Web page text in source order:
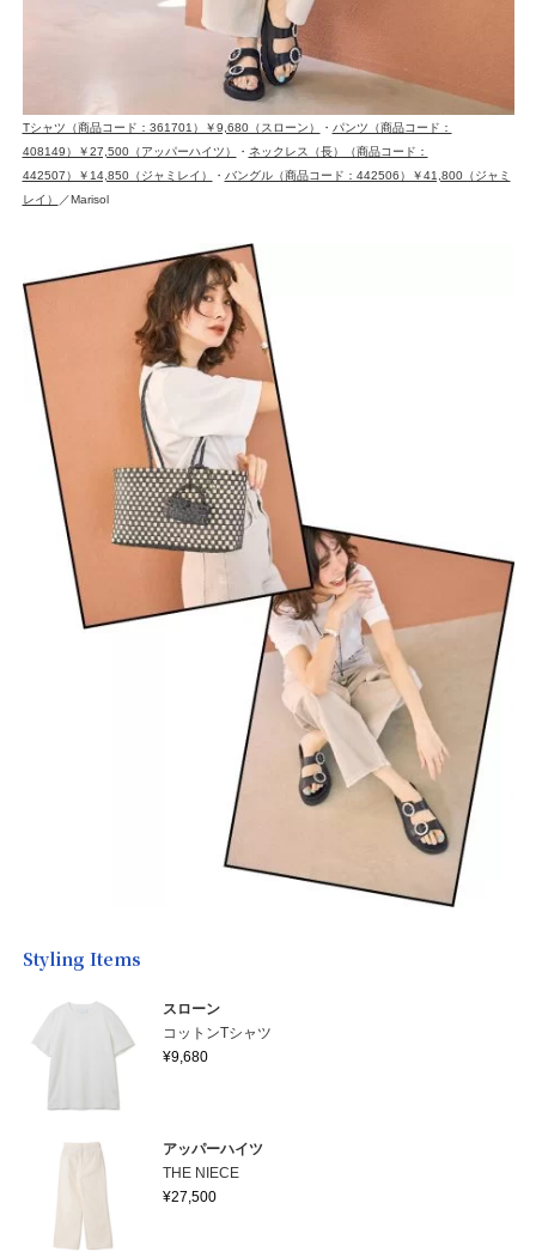
Tシャツ（商品コード：361701）￥9,680（スローン） ・ パンツ（商品コード：
408149）￥27,500（アッパーハイツ）
・ ネックレス（長）（商品コード：
442507）￥14,850（ジャミレイ）
・ バングル（商品コード：442506）￥41,800（ジャミ
レイ）
／Marisol
Styling Items
スローン
コットンTシャツ
¥9,680
アッパーハイツ
THE NIECE
¥27,500